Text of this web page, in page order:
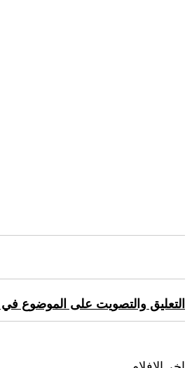
التعليق والتصويت على الموضوع في